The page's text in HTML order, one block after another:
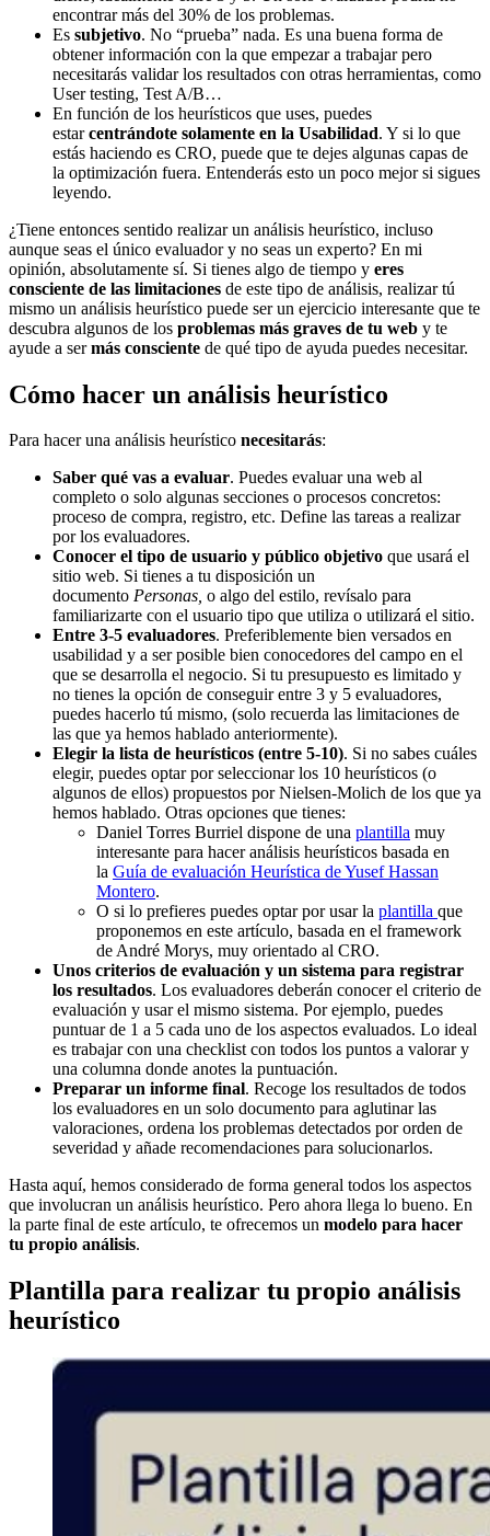
encontrar más del 30% de los problemas.
Es subjetivo. No “prueba” nada. Es una buena forma de
obtener información con la que empezar a trabajar pero
necesitarás validar los resultados con otras herramientas, como
User testing, Test A/B…
En función de los heurísticos que uses, puedes
estarcentrándote solamente en la Usabilidad. Y si lo que
estás haciendo es CRO, puede que te dejes algunas capas de
la optimización fuera. Entenderás esto un poco mejor si sigues
leyendo.
¿Tiene entonces sentido realizar un análisis heurístico, incluso
aunque seas el único evaluador y no seas un experto? En mi
opinión, absolutamente sí. Si tienes algo de tiempo y eres
consciente de las limitaciones de este tipo de análisis, realizar tú
mismo un análisis heurístico puede ser un ejercicio interesante que te
descubra algunos de los problemas más graves de tu web y te
ayude a sermás consciente de qué tipo de ayuda puedes necesitar.
Cómo hacer un análisis heurístico
Para hacer una análisis heurístico necesitarás:
Saber qué vas a evaluar. Puedes evaluar una web al
completo o solo algunas secciones o procesos concretos:
proceso de compra, registro, etc. Define las tareas a realizar
por los evaluadores.
Conocer el tipo de usuario y público objetivo que usará el
sitio web. Si tienes a tu disposición un
documento Personas, o algo del estilo, revísalo para
familiarizarte con el usuario tipo que utiliza o utilizará el sitio.
Entre 3-5 evaluadores. Preferiblemente bien versados en
usabilidad y a ser posible bien conocedores del campo en el
que se desarrolla el negocio. Si tu presupuesto es limitado y
no tienes la opción de conseguir entre 3 y 5 evaluadores,
puedes hacerlo tú mismo, (solo recuerda las limitaciones de
las que ya hemos hablado anteriormente).
Elegir la lista de heurísticos (entre 5-10). Si no sabes cuáles
elegir, puedes optar por seleccionar los 10 heurísticos (o
algunos de ellos) propuestos por Nielsen-Molich de los que ya
hemos hablado. Otras opciones que tienes:
Daniel Torres Burriel dispone de una plantilla muy
interesante para hacer análisis heurísticos basada en
la Guía de evaluación Heurística de Yusef Hassan
Montero.
O si lo prefieres puedes optar por usar la plantilla que
proponemos en este artículo, basada en el framework
de André Morys, muy orientado al CRO.
Unos criterios de evaluación y un sistema para registrar
los resultados. Los evaluadores deberán conocer el criterio de
evaluación y usar el mismo sistema. Por ejemplo, puedes
puntuar de 1 a 5 cada uno de los aspectos evaluados. Lo ideal
es trabajar con una checklist con todos los puntos a valorar y
una columna donde anotes la puntuación.
Preparar un informe final. Recoge los resultados de todos
los evaluadores en un solo documento para aglutinar las
valoraciones, ordena los problemas detectados por orden de
severidad y añade recomendaciones para solucionarlos.
Hasta aquí, hemos considerado de forma general todos los aspectos
que involucran un análisis heurístico. Pero ahora llega lo bueno. En
la parte final de este artículo, te ofrecemos un modelo para hacer
tu propio análisis.
Plantilla para realizar tu propio análisis
heurístico